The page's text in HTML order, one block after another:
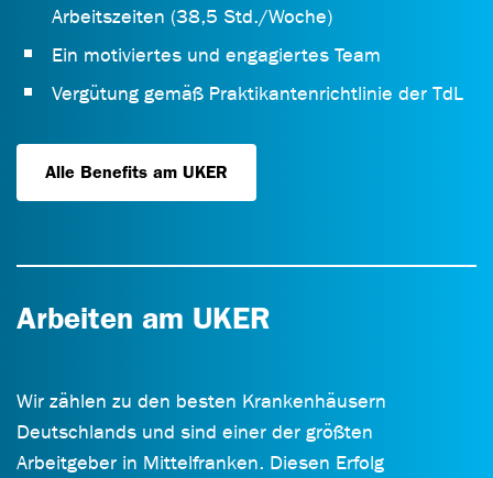
Arbeitszeiten (38,5 Std./Woche)
Ein motiviertes und engagiertes Team
Vergütung gemäß Praktikantenrichtlinie der TdL
Alle Benefits am UKER
Arbeiten am UKER
Wir zählen zu den besten Krankenhäusern
Deutschlands und sind einer der größten
Arbeitgeber in Mittelfranken. Diesen Erfolg